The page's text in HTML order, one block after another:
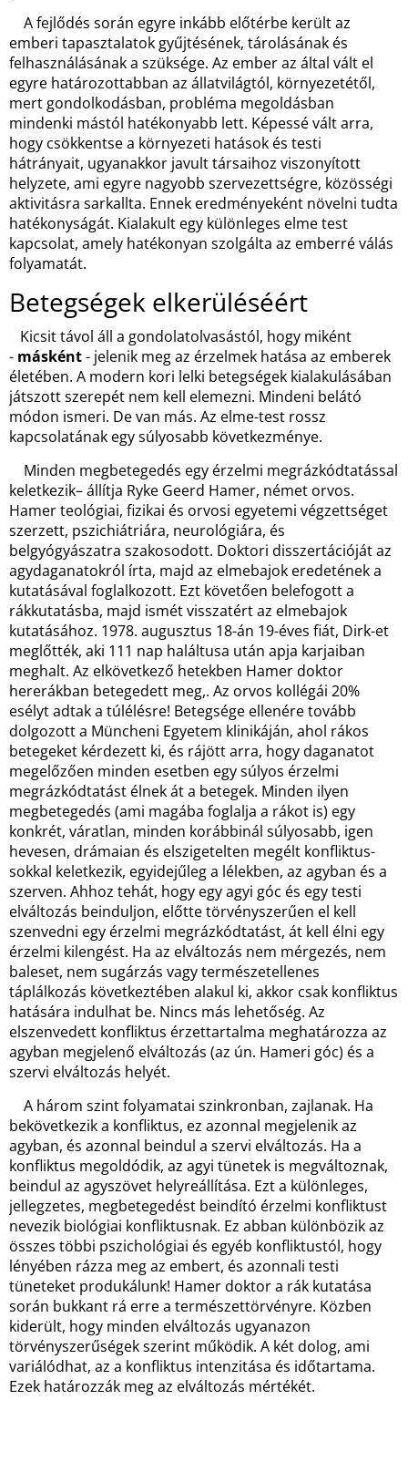
A fejlődés során egyre inkább előtérbe került az
emberi tapasztalatok gyűjtésének, tárolásának és
felhasználásának a szüksége. Az ember az által vált el
egyre határozottabban az állatvilágtól, környezetétől,
mert gondolkodásban, probléma megoldásban
mindenki mástól hatékonyabb lett. Képessé vált arra,
hogy csökkentse a környezeti hatások és testi
hátrányait, ugyanakkor javult társaihoz viszonyított
helyzete, ami egyre nagyobb szervezettségre, közösségi
aktivitásra sarkallta. Ennek eredményeként növelni tudta
hatékonyságát. Kialakult egy különleges elme test
kapcsolat, amely hatékonyan szolgálta az emberré válás
folyamatát.
Betegségek elkerüléséért
Kicsit távol áll a gondolatolvasástól, hogy miként
- másként- jelenik meg az érzelmek hatása az emberek
életében. A modern kori lelki betegségek kialakulásában
játszott szerepét nem kell elemezni. Mindeni belátó
módon ismeri. De van más. Az elme-test rossz
kapcsolatának egy súlyosabb következménye.
Minden megbetegedés egy érzelmi megrázkódtatással
keletkezik– állítja Ryke Geerd Hamer, német orvos.
Hamer teológiai, fizikai és orvosi egyetemi végzettséget
szerzett, pszichiátriára, neurológiára, és
belgyógyászatra szakosodott. Doktori disszertációját az
agydaganatokról írta, majd az elmebajok eredetének a
kutatásával foglalkozott. Ezt követően belefogott a
rákkutatásba, majd ismét visszatért az elmebajok
kutatásához. 1978. augusztus 18-án 19-éves fiát, Dirk-et
meglőtték, aki 111 nap haláltusa után apja karjaiban
meghalt. Az elkövetkező hetekben Hamer doktor
hererákban betegedett meg,. Az orvos kollégái 20%
esélyt adtak a túlélésre! Betegsége ellenére tovább
dolgozott a Müncheni Egyetem klinikáján, ahol rákos
betegeket kérdezett ki, és rájött arra, hogy daganatot
megelőzően minden esetben egy súlyos érzelmi
megrázkódtatást élnek át a betegek. Minden ilyen
megbetegedés (ami magába foglalja a rákot is) egy
konkrét, váratlan, minden korábbinál súlyosabb, igen
hevesen, drámaian és elszigetelten megélt konfliktus-
sokkal keletkezik, egyidejűleg a lélekben, az agyban és a
szerven. Ahhoz tehát, hogy egy agyi góc és egy testi
elváltozás beinduljon, előtte törvényszerűen el kell
szenvedni egy érzelmi megrázkódtatást, át kell élni egy
érzelmi kilengést. Ha az elváltozás nem mérgezés, nem
baleset, nem sugárzás vagy természetellenes
táplálkozás következtében alakul ki, akkor csak konfliktus
hatására indulhat be. Nincs más lehetőség. Az
elszenvedett konfliktus érzettartalma meghatározza az
agyban megjelenő elváltozás (az ún. Hameri góc) és a
szervi elváltozás helyét.
A három szint folyamatai szinkronban, zajlanak. Ha
bekövetkezik a konfliktus, ez azonnal megjelenik az
agyban, és azonnal beindul a szervi elváltozás. Ha a
konfliktus megoldódik, az agyi tünetek is megváltoznak,
beindul az agyszövet helyreállítása. Ezt a különleges,
jellegzetes, megbetegedést beindító érzelmi konfliktust
nevezik biológiai konfliktusnak. Ez abban különbözik az
összes többi pszichológiai és egyéb konfliktustól, hogy
lényében rázza meg az embert, és azonnali testi
tüneteket produkálunk! Hamer doktor a rák kutatása
során bukkant rá erre a természettörvényre. Közben
kiderült, hogy minden elváltozás ugyanazon
törvényszerűségek szerint működik. A két dolog, ami
variálódhat, az a konfliktus intenzitása és időtartama.
Ezek határozzák meg az elváltozás mértékét.